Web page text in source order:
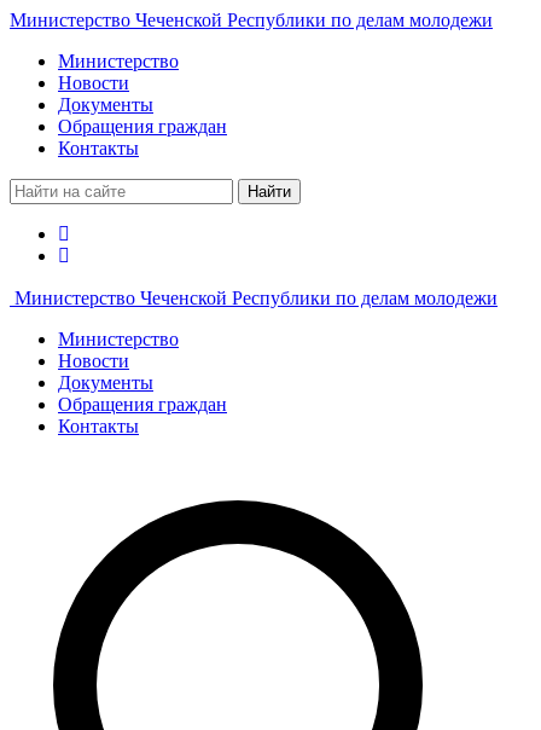
Министерство Чеченской Республики по делам молодежи
Министерство
Новости
Документы
Обращения граждан
Контакты
Найти
Министерство Чеченской Республики по делам молодежи
Министерство
Новости
Документы
Обращения граждан
Контакты